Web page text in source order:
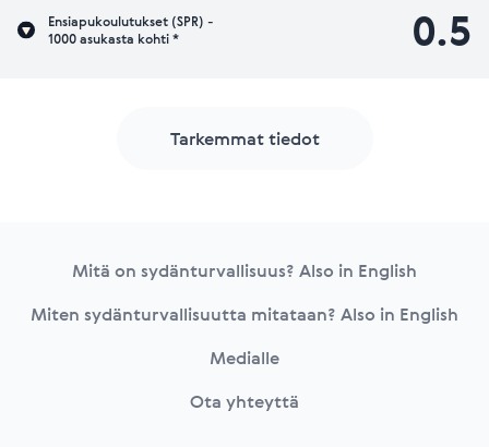
Ensiapukoulutukset (SPR) -
1000 asukasta kohti *
0.5
Tarkemmat tiedot
Mitä on sydänturvallisuus? Also in English
Miten sydänturvallisuutta mitataan? Also in English
Medialle
Ota yhteyttä